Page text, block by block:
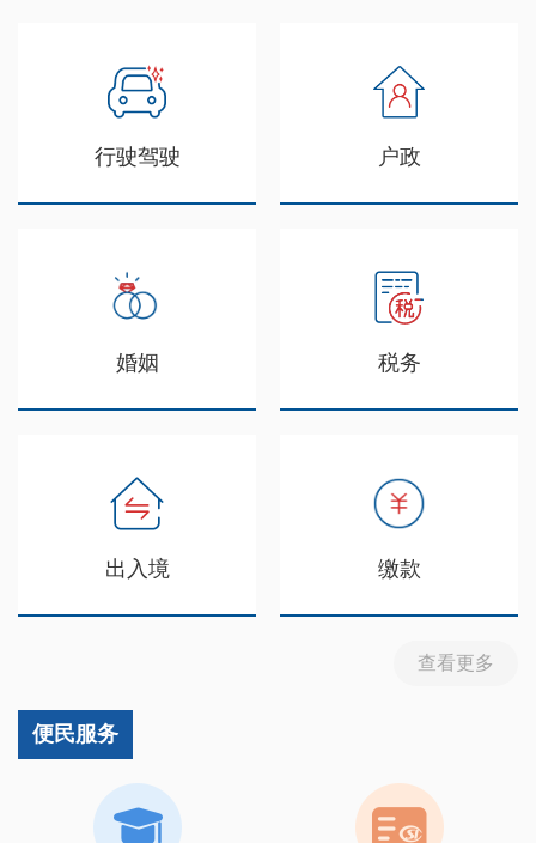
行驶驾驶 户政
婚姻 税务
出入境 缴款
查看更多
便民服务